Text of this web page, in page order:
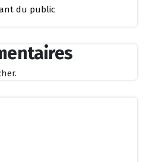
du public